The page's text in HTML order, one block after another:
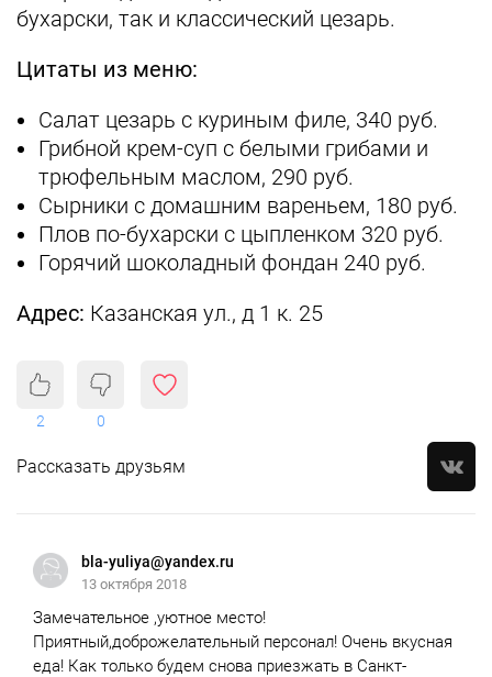
бухарски, так и классический цезарь.
Цитаты из меню:
Салат цезарь с куриным филе, 340 руб.
Грибной крем-суп с белыми грибами и
трюфельным маслом, 290 руб.
Сырники с домашним вареньем, 180 руб.
Плов по-бухарски с цыпленком 320 руб.
Горячий шоколадный фондан 240 руб.
Адрес: Казанская ул., д 1 к. 25
2 0
Рассказать друзьям
bla-yuliya@yandex.ru
13 октября 2018
Замечательное ,уютное место!
Приятный,доброжелательный персонал! Очень вкусная
еда! Как только будем снова приезжать в Санкт-